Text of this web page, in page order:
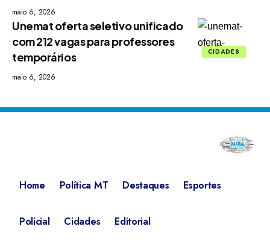
maio 6, 2026
CIDADES
Unemat oferta seletivo unificado
com 212 vagas para professores
temporários
maio 6, 2026
Home Política MT Destaques Esportes
Policial Cidades Editorial